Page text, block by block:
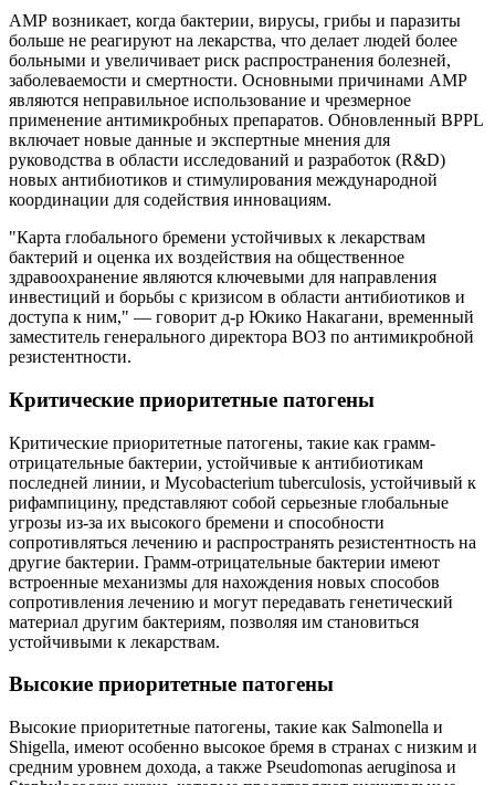
АМР возникает, когда бактерии, вирусы, грибы и паразиты
больше не реагируют на лекарства, что делает людей более
больными и увеличивает риск распространения болезней,
заболеваемости и смертности. Основными причинами АМР
являются неправильное использование и чрезмерное
применение антимикробных препаратов. Обновленный BPPL
включает новые данные и экспертные мнения для
руководства в области исследований и разработок (R&D)
новых антибиотиков и стимулирования международной
координации для содействия инновациям.
"Карта глобального бремени устойчивых к лекарствам
бактерий и оценка их воздействия на общественное
здравоохранение являются ключевыми для направления
инвестиций и борьбы с кризисом в области антибиотиков и
доступа к ним," — говорит д-р Юкико Накагани, временный
заместитель генерального директора ВОЗ по антимикробной
резистентности.
Критические приоритетные патогены
Критические приоритетные патогены, такие как грамм-
отрицательные бактерии, устойчивые к антибиотикам
последней линии, и Mycobacterium tuberculosis, устойчивый к
рифампицину, представляют собой серьезные глобальные
угрозы из-за их высокого бремени и способности
сопротивляться лечению и распространять резистентность на
другие бактерии. Грамм-отрицательные бактерии имеют
встроенные механизмы для нахождения новых способов
сопротивления лечению и могут передавать генетический
материал другим бактериям, позволяя им становиться
устойчивыми к лекарствам.
Высокие приоритетные патогены
Высокие приоритетные патогены, такие как Salmonella и
Shigella, имеют особенно высокое бремя в странах с низким и
средним уровнем дохода, а также Pseudomonas aeruginosa и